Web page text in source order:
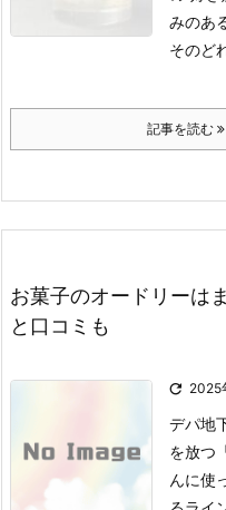
みのあ
そのど
記事を読む
お菓子のオードリーは
と口コミも
 2025
デパ地
を放つ
んに使